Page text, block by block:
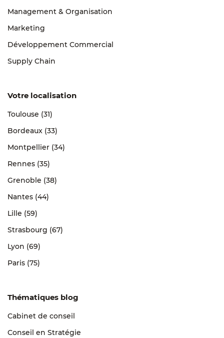
Management & Organisation
Marketing
Développement Commercial
Supply Chain
Votre localisation
Toulouse (31)
Bordeaux (33)
Montpellier (34)
Rennes (35)
Grenoble (38)
Nantes (44)
Lille (59)
Strasbourg (67)
Lyon (69)
Paris (75)
Thématiques blog
Cabinet de conseil
Conseil en Stratégie